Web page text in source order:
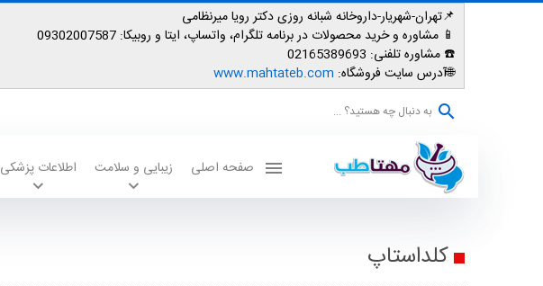
📌تهران-شهریار-داروخانه شبانه روزی دکتر رویا میرنظامی
📱 مشاوره و خرید محصولات در برنامه تلگرام، واتساپ، ایتا و روبیکا: 09302007587
☎️ مشاوره تلفنی:
🌐آدرس سایت فروشگاه: www.mahtateb.com
به دنبال چه هستید؟ ...
صفحه اصلی زیبایی و سلامت اطلاعات پزشکی
کلداستاپ